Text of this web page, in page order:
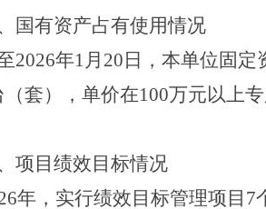
国有资产占有使用情况
2026年1月 20 日，本单位 固定
（套），单价在100万元以上
项目绩效目标情况
年，实行绩效目标管理项目 7